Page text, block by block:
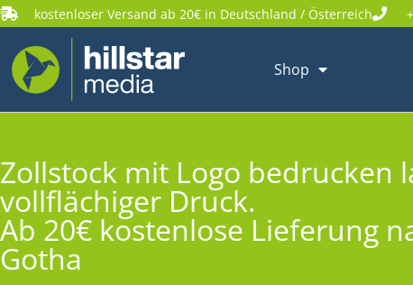
kostenloser Versand ab 20€ in Deutschland / Österreich
Shop
Zollstock mit Logo bedrucken
vollflächiger Druck.
Ab 20€ kostenlose Lieferung
Gotha